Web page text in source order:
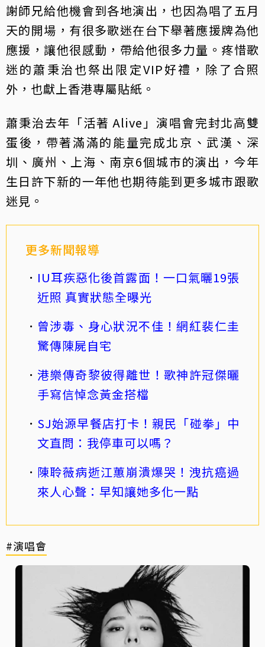
謝師兄給他機會到各地演出，也因為唱了五月
天的開場，有很多歌迷在台下舉著應援牌為他
應援，讓他很感動，帶給他很多力量。疼惜歌
迷的蕭秉治也祭出限定VIP好禮，除了合照
外，也獻上香港專屬貼紙。
蕭秉治去年「活著 Alive」演唱會完封北高雙
蛋後，帶著滿滿的能量完成北京、武漢、深
圳、廣州、上海、南京6個城市的演出，今年
生日許下新的一年他也期待能到更多城市跟歌
迷見。
更多新聞報導
IU耳疾惡化後首露面！一口氣曬19張
近照 真實狀態全曝光
曾涉毒、身心狀況不佳！網紅裴仁圭
驚傳陳屍自宅
港樂傳奇黎彼得離世！歌神許冠傑曬
手寫信悼念黃金搭檔
SJ始源早餐店打卡！親民「碰拳」中
文直問：我停車可以嗎？
陳聆薇病逝江蕙崩潰爆哭！洩抗癌過
來人心聲：早知讓她多化一點
#演唱會